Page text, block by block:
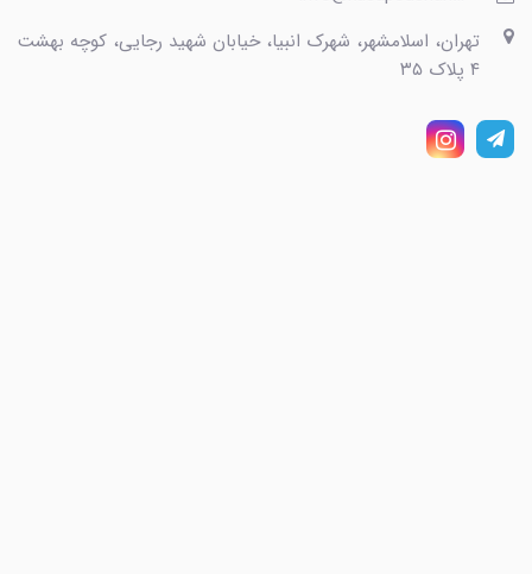
تهران، اسلامشهر، شهرک انبیا، خیابان شهید رجایی، کوچه بهشت
۴ پلاک ۳۵